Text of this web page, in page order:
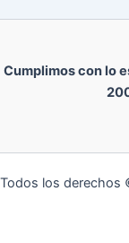
Cumplimos con lo
Todos los derechos